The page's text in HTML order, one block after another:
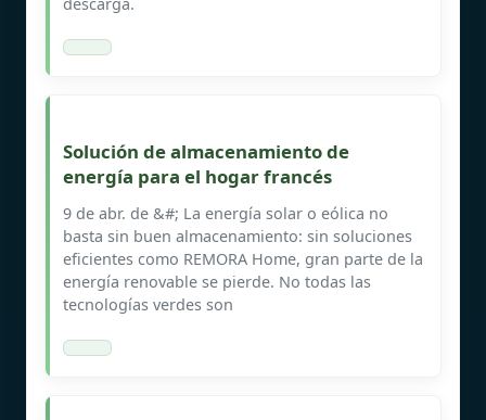
Solución de almacenamiento de
energía para el hogar francés
9 de abr. de &#; La energía solar o eólica no
basta sin buen almacenamiento: sin soluciones
eficientes como REMORA Home, gran parte de la
energía renovable se pierde. No todas las
tecnologías verdes son